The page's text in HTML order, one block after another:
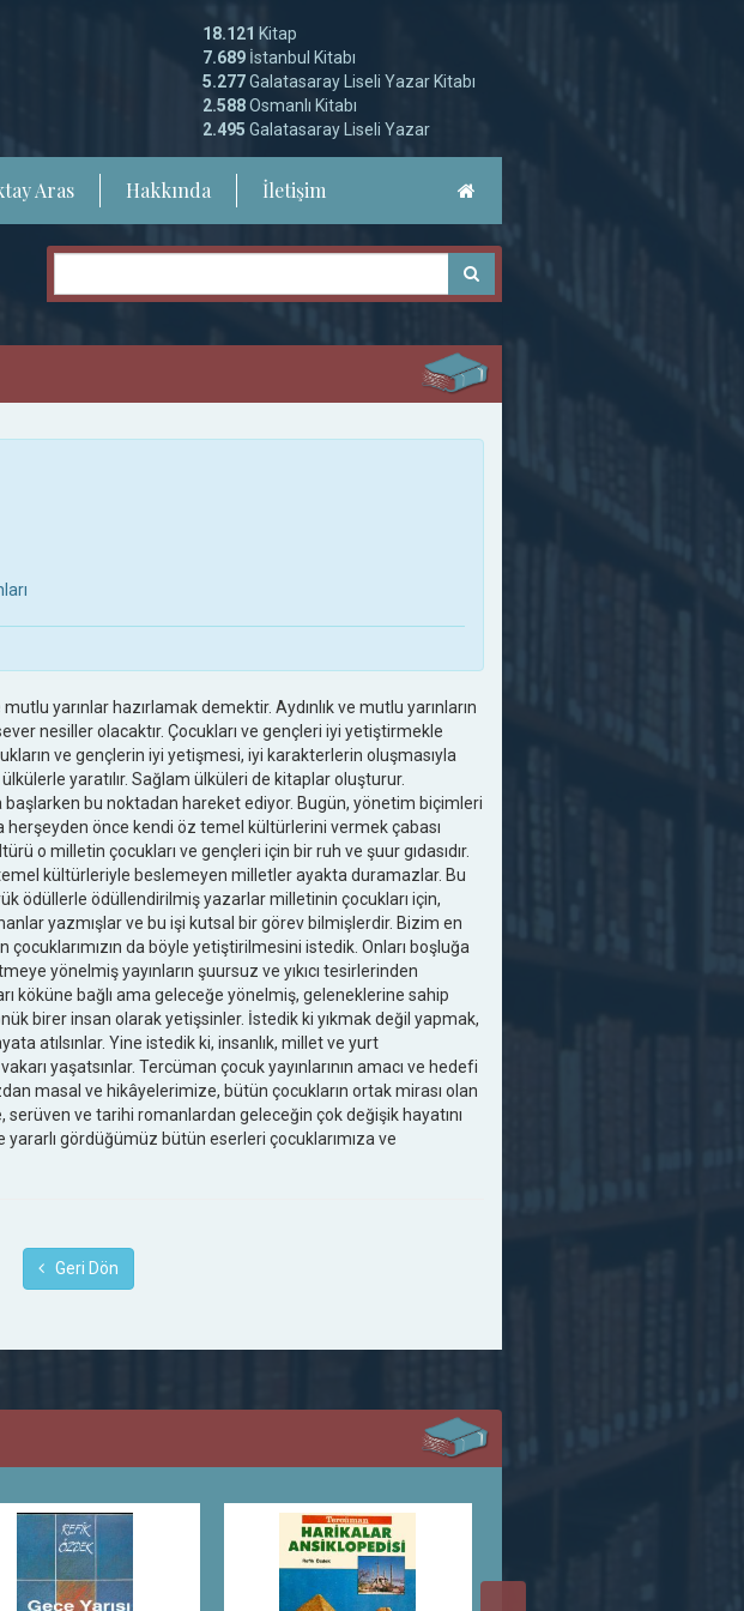
18.121 Kitap
7.689 İstanbul Kitabı
5.277Galatasaray Liseli Yazar Kitabı
2.588Osmanlı Kitabı
2.495 Galatasaray Liseli Yazar
Aras Hakkında İletişim
yarınlar hazırlamak demektir. Aydınlık ve mutlu yarınların
nesiller olacaktır. Çocukları ve gençleri iyi yetiştirmekle
ve gençlerin iyi yetişmesi, iyi karakterlerin oluşmasıyla
yaratılır. Sağlam ülküleri de kitaplar oluşturur.
başlarken bu noktadan hareket ediyor. Bugün, yönetim biçimleri
herşeyden önce kendi öz temel kültürlerini vermek çabası
o milletin çocukları ve gençleri için bir ruh ve şuur gıdasıdır.
temel kültürleriyle beslemeyen milletler ayakta duramazlar. Bu
ödüllerle ödüllendirilmiş yazarlar milletinin çocukları için,
yazmışlar ve bu işi kutsal bir görev bilmişlerdir. Bizim en
çocuklarımızın da böyle yetiştirilmesini istedik. Onları boşluğa
yönelmiş yayınların şuursuz ve yıkıcı tesirlerinden
köküne bağlı ama geleceğe yönelmiş, geleneklerine sahip
birer insan olarak yetişsinler. İstedik ki yıkmak değil yapmak,
atılsınlar. Yine istedik ki, insanlık, millet ve yurt
yaşatsınlar. Tercüman çocuk yayınlarının amacı ve hedefi
masal ve hikâyelerimize, bütün çocukların ortak mirası olan
ve tarihi romanlardan geleceğin çok değişik hayatını
gördüğümüz bütün eserleri çocuklarımıza ve
Geri Dön